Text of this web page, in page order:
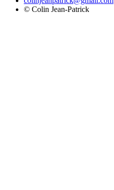
© Colin Jean-Patrick